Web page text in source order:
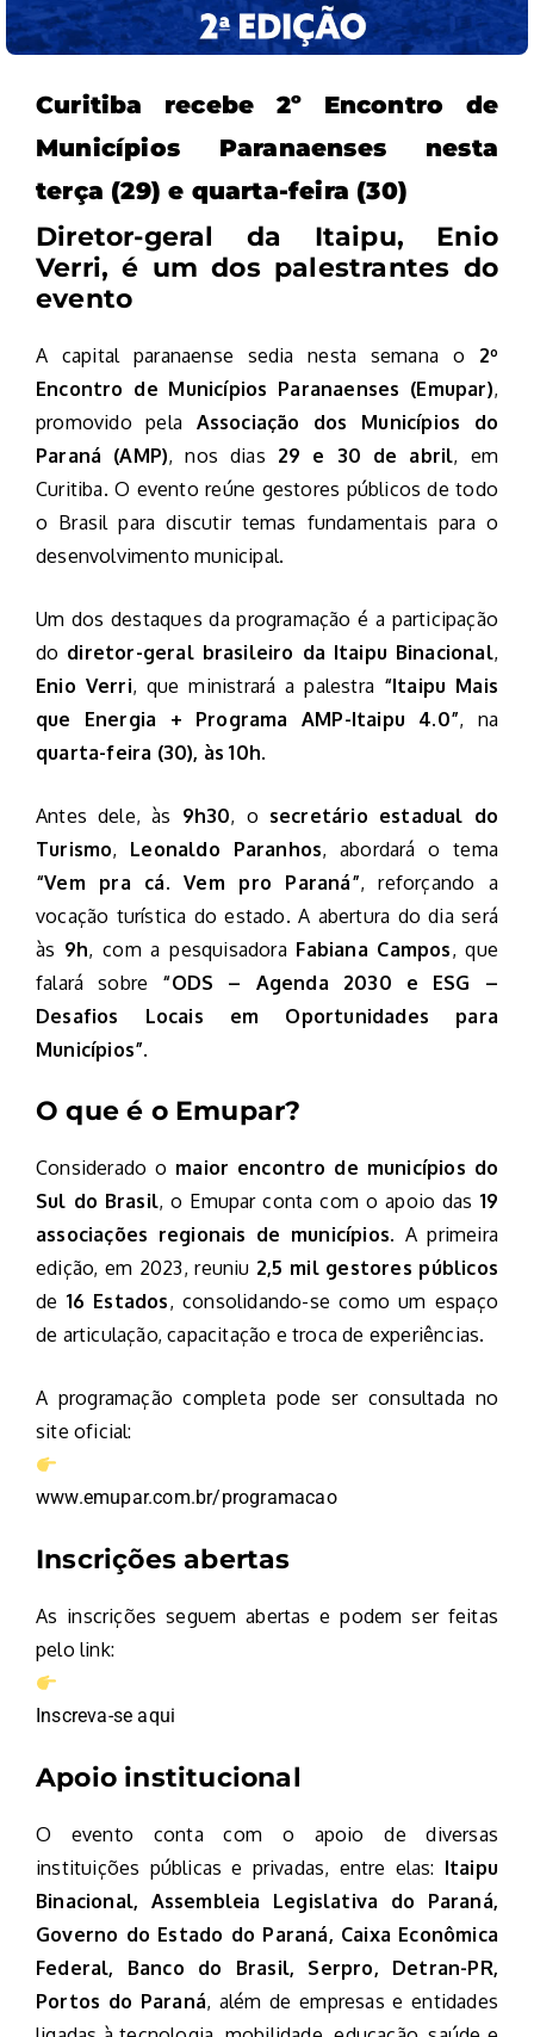
Curitiba recebe 2º Encontro de
Municípios Paranaenses nesta
terça (29) e quarta-feira (30)
Diretor-geral da Itaipu, Enio
Verri, é um dos palestrantes do
evento
A capital paranaense sedia nesta semana o 2º
Encontro de Municípios Paranaenses (Emupar),
promovido pela Associação dos Municípios do
Paraná (AMP), nos dias 29 e 30 de abril, em
Curitiba. O evento reúne gestores públicos de todo
o Brasil para discutir temas fundamentais para o
desenvolvimento municipal.
Um dos destaques da programação é a participação
do diretor-geral brasileiro da Itaipu Binacional,
Enio Verri, que ministrará a palestra “Itaipu Mais
que Energia + Programa AMP-Itaipu 4.0”, na
quarta-feira (30), às 10h.
Antes dele, às 9h30, o secretário estadual do
Turismo, Leonaldo Paranhos, abordará o tema
“Vem pra cá. Vem pro Paraná”, reforçando a
vocação turística do estado. A abertura do dia será
às 9h, com a pesquisadora Fabiana Campos, que
falará sobre “ODS – Agenda 2030 e ESG –
Desafios Locais em Oportunidades para
Municípios”.
O que é o Emupar?
Considerado o maior encontro de municípios do
Sul do Brasil, o Emupar conta com o apoio das 19
associações regionais de municípios. A primeira
edição, em 2023, reuniu 2,5 mil gestores públicos
de 16 Estados, consolidando-se como um espaço
de articulação, capacitação e troca de experiências.
A programação completa pode ser consultada no
site oficial:
www.emupar.com.br/programacao
Inscrições abertas
As inscrições seguem abertas e podem ser feitas
pelo link:
Inscreva-se aqui
Apoio institucional
O evento conta com o apoio de diversas
instituições públicas e privadas, entre elas: Itaipu
Binacional, Assembleia Legislativa do Paraná,
Governo do Estado do Paraná, Caixa Econômica
Federal, Banco do Brasil, Serpro, Detran-PR,
Portos do Paraná, além de empresas e entidades